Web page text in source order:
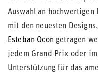
Auswahl an
mit den neuesten
Esteban Ocon getragen
jedem Grand Prix oder
Unterstützung für das